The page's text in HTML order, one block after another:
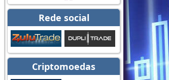
Rede social
Criptomoedas